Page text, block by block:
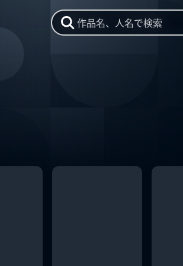
作品名、人名で検索